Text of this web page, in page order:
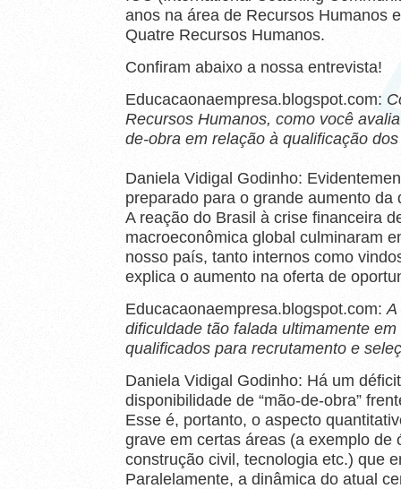
anos na área de Recursos Humanos
Quatre Recursos Humanos.
Confiram abaixo a nossa entrevista!
Educacaonaempresa.blogspot.com:
Recursos Humanos, como você
de-obra em relação à qualificação
Daniela Vidigal Godinho:
preparado para o grande aumento da
A reação do Brasil à crise financeira
macroeconômica global culminaram
nosso país, tanto internos como
explica o aumento na oferta de
Educacaonaempresa.blogspot.com:A
dificuldade tão falada ultimamente
qualificados para recrutamento e
Daniela Vidigal Godinho: Há um
disponibilidade de “mão-de-obra”
Esse é, portanto, o aspecto
grave em certas áreas (a exemplo de
construção civil, tecnologia etc.) que
Paralelamente, a dinâmica do atual